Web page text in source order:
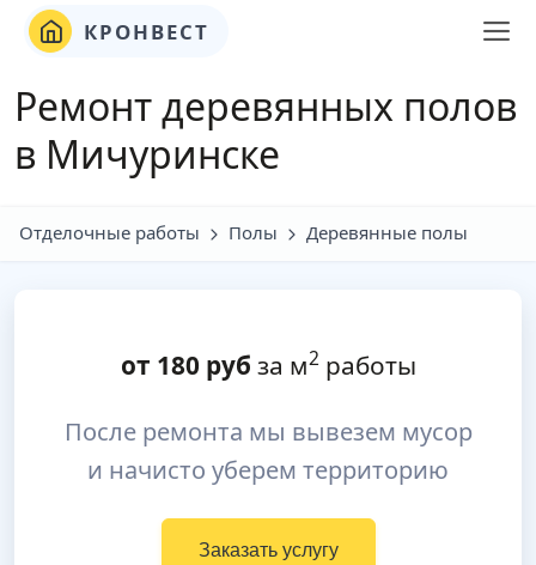
КРОНВЕСТ
Ремонт деревянных полов
в Мичуринске
Отделочные работы Полы Деревянные полы
от 180руб за м2работы
После ремонта мы вывезем мусор
и начисто уберем территорию
Заказать услугу